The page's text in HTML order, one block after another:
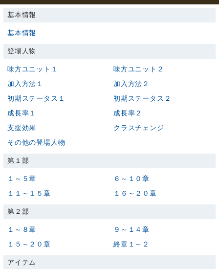
基本情報
基本情報
登場人物
味方ユニット１
味方ユニット２
加入方法１
加入方法２
初期ステータス１
初期ステータス２
成長率１
成長率２
支援効果
クラスチェンジ
その他の登場人物
第１部
１～５章
６～１０章
１１～１５章
１６～２０章
第２部
１～８章
９～１４章
１５～２０章
終章１～２
アイテム